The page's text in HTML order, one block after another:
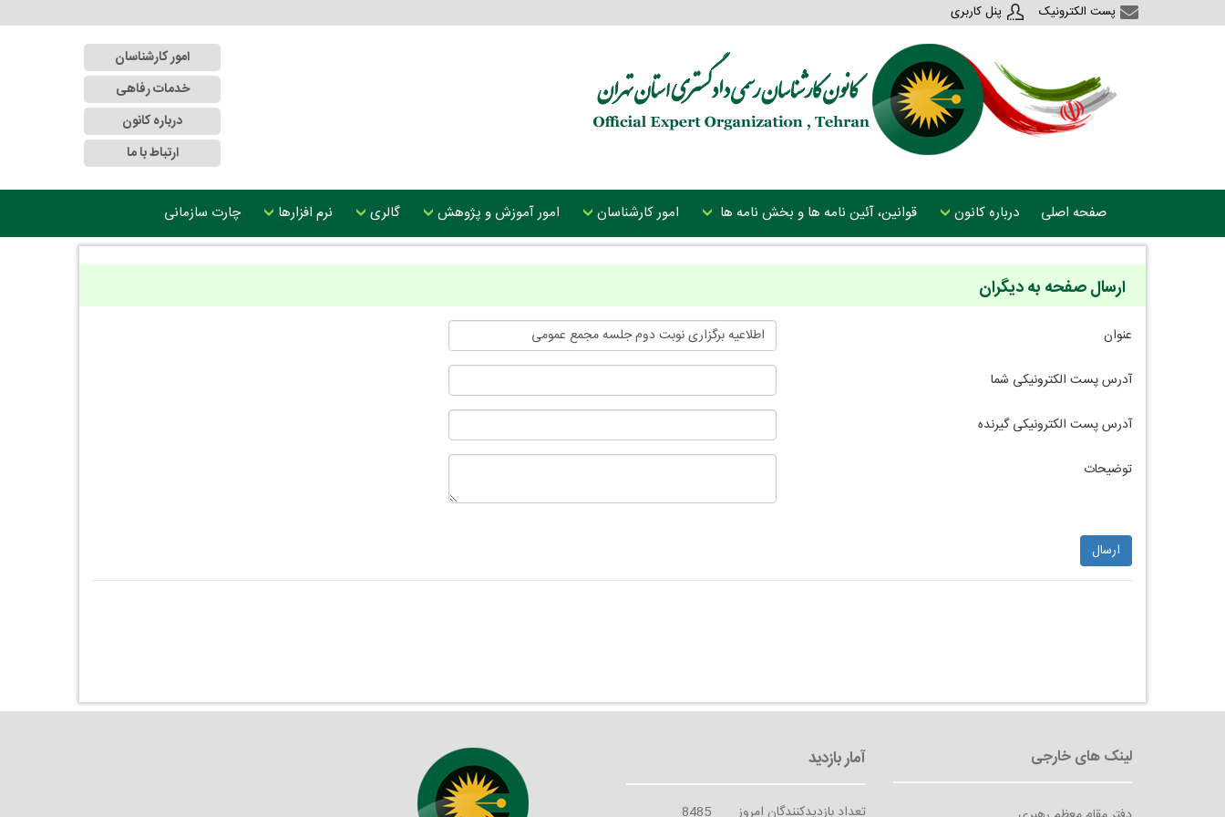
پست الکترونیک پنل کاربری
امور کارشناسان
خدمات رفاهی
درباره کانون
ارتباط با ما
صفحه اصلی درباره کانون قوانین، آئین نامه ها و بخش نامه ها امور کارشناسان امور آموزش و پژوهش گالری نرم افزارها چارت سازمانی
ارسال صفحه به دیگران
عنوان اطلاعیه برگزاری نوبت دوم جلسه مجمع عمومی
آدرس پست الکترونیکی شما
آدرس پست الکترونیکی گیرنده
توضیحات
تعداد بازدیدکنندگان امروز 8485